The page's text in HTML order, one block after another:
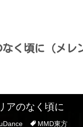
なく頃に（メレ